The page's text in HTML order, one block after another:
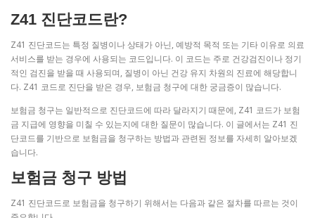
Z41 진단코드란?
Z41 진단코드는 특정 질병이나 상태가 아닌, 예방적 목적 또는 기타 이유로 의료
서비스를 받는 경우에 사용되는 코드입니다. 이 코드는 주로 건강검진이나 정기
적인 검진을 받을 때 사용되며, 질병이 아닌 건강 유지 차원의 진료에 해당합니
다. Z41 코드로 진단을 받은 경우, 보험금 청구에 대한 궁금증이 많습니다.
보험금 청구는 일반적으로 진단코드에 따라 달라지기 때문에, Z41 코드가 보험
금 지급에 영향을 미칠 수 있는지에 대한 질문이 많습니다. 이 글에서는 Z41 진
단코드를 기반으로 보험금을 청구하는 방법과 관련된 정보를 자세히 알아보겠
습니다.
보험금 청구 방법
Z41 진단코드로 보험금을 청구하기 위해서는 다음과 같은 절차를 따르는 것이